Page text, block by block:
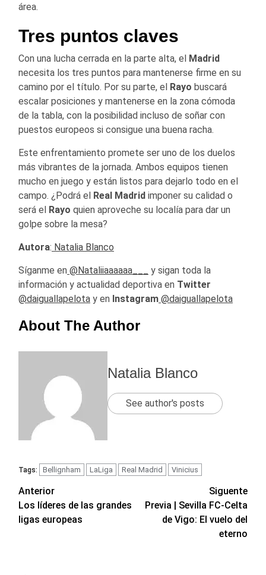
área.
Tres puntos claves
Con una lucha cerrada en la parte alta, el Madrid
necesita los tres puntos para mantenerse firme en su
camino por el título. Por su parte, el Rayo buscará
escalar posiciones y mantenerse en la zona cómoda
de la tabla, con la posibilidad incluso de soñar con
puestos europeos si consigue una buena racha.
Este enfrentamiento promete ser uno de los duelos
más vibrantes de la jornada. Ambos equipos tienen
mucho en juego y están listos para dejarlo todo en el
campo. ¿Podrá el Real Madrid imponer su calidad o
será el Rayo quien aproveche su localía para dar un
golpe sobre la mesa?
Autora: Natalia Blanco
Síganme en @Nataliiaaaaaa___
y sigan toda la
información y actualidad deportiva en Twitter
@daiguallapelota y en Instagram @daiguallapelota
About The Author
Natalia Blanco
See author's posts
Tags: Bellignham LaLiga Real Madrid Vinicius
Navegación
de
Anterior
Los líderes de las grandes
ligas europeas
Siguente
Previa | Sevilla FC-Celta
de Vigo: El vuelo del
eterno